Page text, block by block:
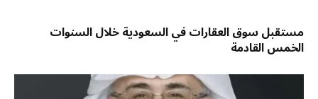
مستقبل سوق العقارات في السعودية خلال السنوات
الخمس القادمة